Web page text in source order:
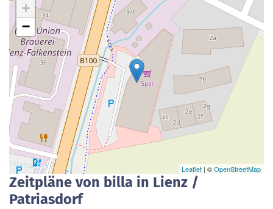
+
−
Leaflet | ©OpenStreetMap
Zeitpläne von billa in Lienz /
Patriasdorf